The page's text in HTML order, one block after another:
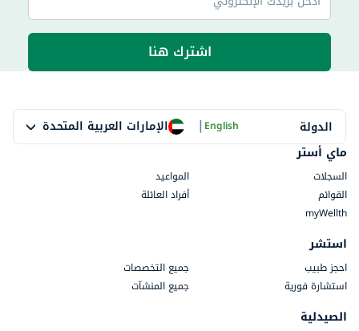
اشترك هنا
الدولة الإمارات العربية المتحدة |English
ماي أستر
السجلات
المواعيد
القوائم
أفراد العائلة
myWellth
استشر
احجز طبيب
جميع التخصصات
استشارة فورية
جميع المنشآت
الصيدلية